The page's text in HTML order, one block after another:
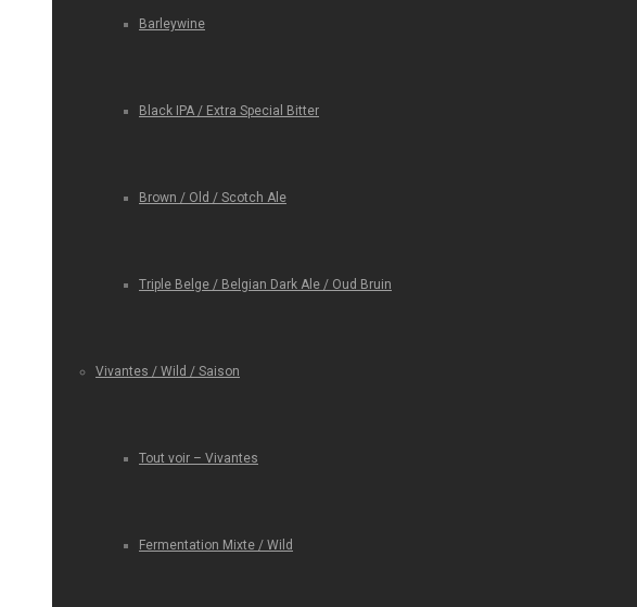
Barleywine
Black IPA / Extra Special Bitter
Brown / Old / Scotch Ale
Triple Belge / Belgian Dark Ale / Oud Bruin
Vivantes / Wild / Saison
Tout voir – Vivantes
Fermentation Mixte / Wild